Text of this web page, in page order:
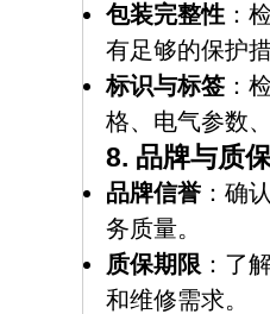
包装完整性 ：
有足够的保护
标识与标签 ：
格、电气参数
8. 品牌与质
品牌信誉 ：确
务质量。
质保期限 ：了
和维修需求。